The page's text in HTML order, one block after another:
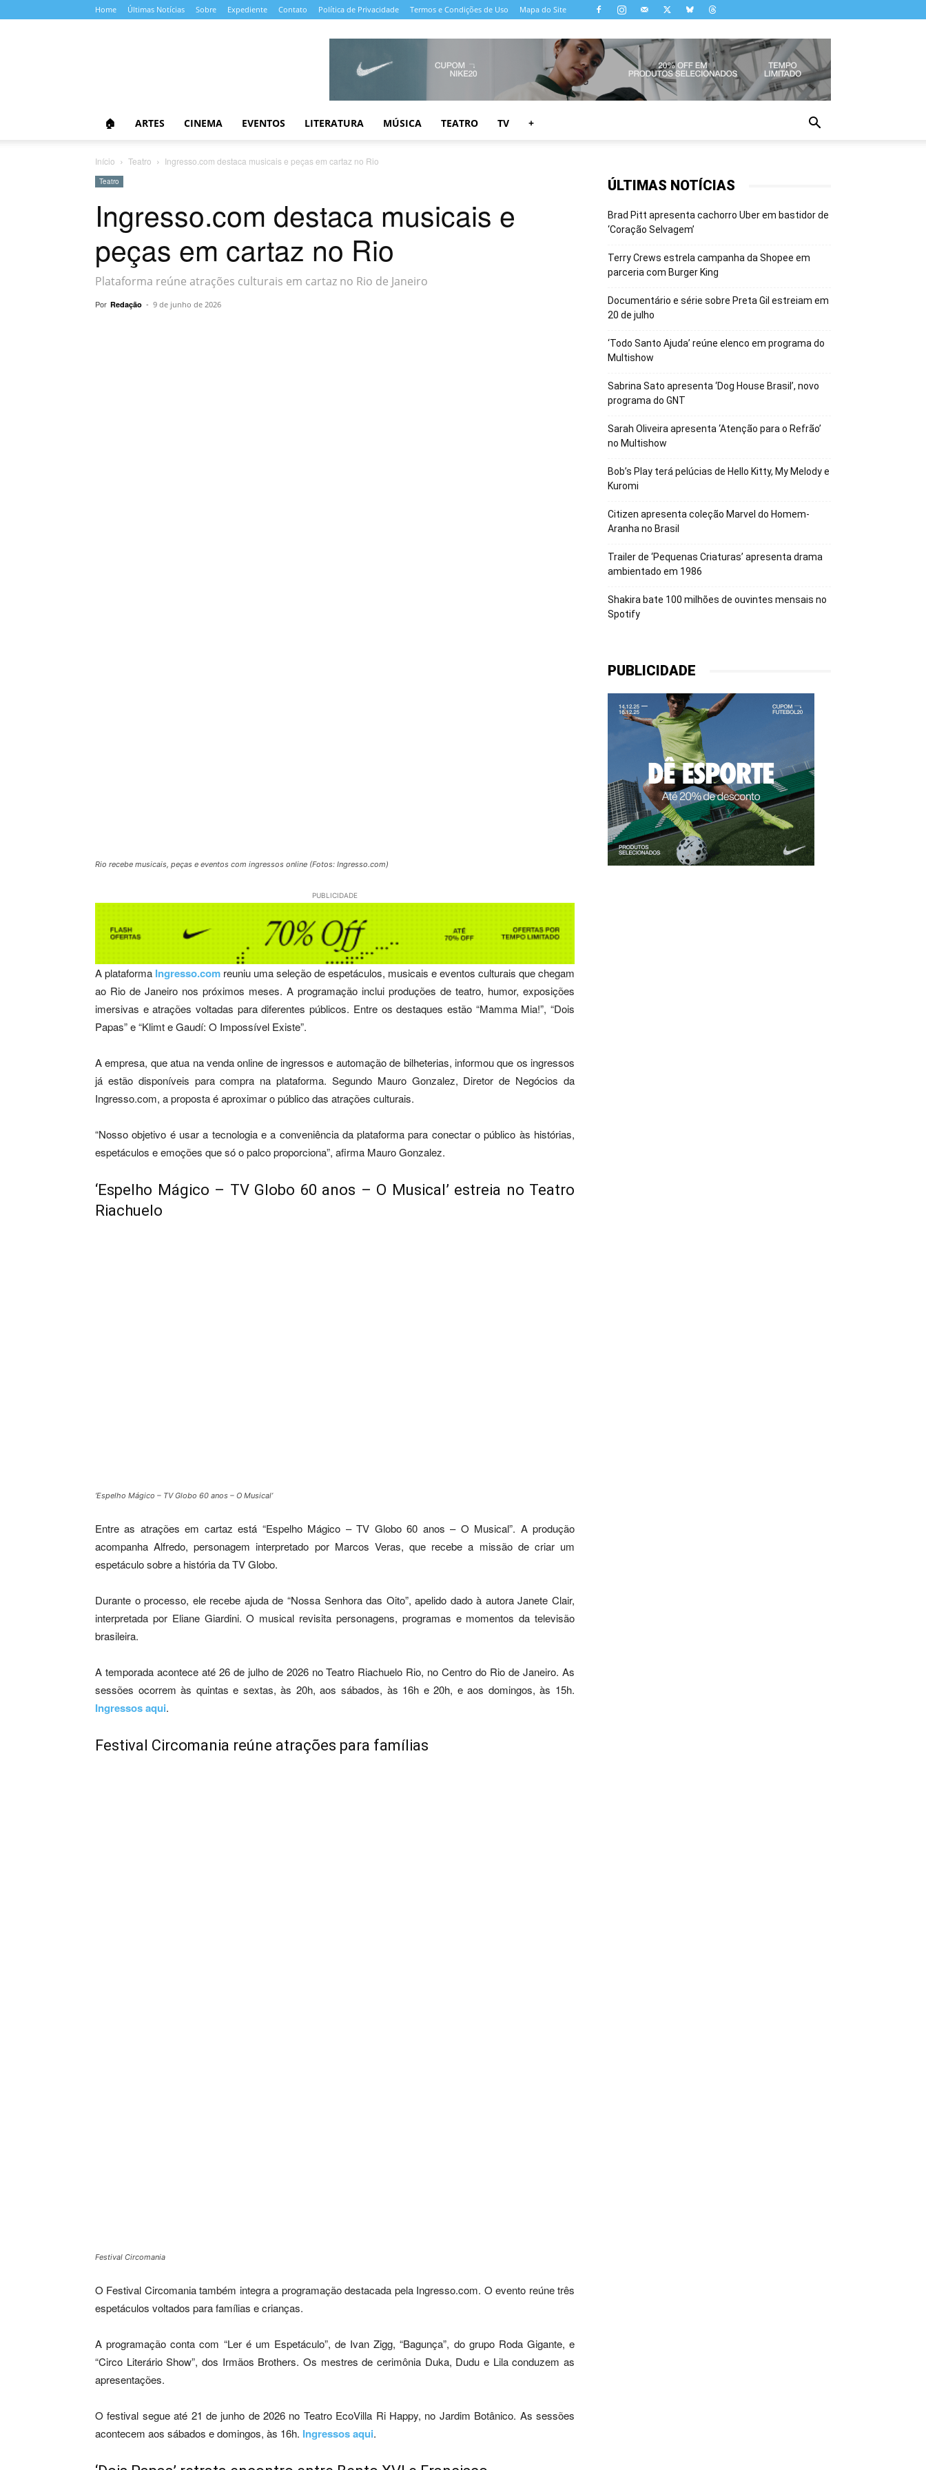
Home Últimas Notícias Sobre Expediente Contato Política de Privacidade Termos e Condições de Uso Mapa do Site
🏠 ARTES CINEMA EVENTOS LITERATURA MÚSICA TEATRO TV +
Início Teatro Ingresso.com destaca musicais e peças em cartaz no Rio
Teatro
Ingresso.com destaca musicais e
peças em cartaz no Rio
Plataforma reúne atrações culturais em cartaz no Rio de Janeiro
Por Redação - 9 de junho de 2026
Rio recebe musicais, peças e eventos com ingressos online (Fotos: Ingresso.com)
PUBLICIDADE
A plataforma Ingresso.com reuniu uma seleção de espetáculos, musicais e eventos culturais que chegam
ao Rio de Janeiro nos próximos meses. A programação inclui produções de teatro, humor, exposições
imersivas e atrações voltadas para diferentes públicos. Entre os destaques estão “Mamma Mia!”, “Dois
Papas” e “Klimt e Gaudí: O Impossível Existe”.
A empresa, que atua na venda online de ingressos e automação de bilheterias, informou que os ingressos
já estão disponíveis para compra na plataforma. Segundo Mauro Gonzalez, Diretor de Negócios da
Ingresso.com, a proposta é aproximar o público das atrações culturais.
“Nosso objetivo é usar a tecnologia e a conveniência da plataforma para conectar o público às histórias,
espetáculos e emoções que só o palco proporciona”, afirma Mauro Gonzalez.
‘Espelho Mágico – TV Globo 60 anos – O Musical’ estreia no Teatro
Riachuelo
‘Espelho Mágico – TV Globo 60 anos – O Musical’
Entre as atrações em cartaz está “Espelho Mágico – TV Globo 60 anos – O Musical”. A produção
acompanha Alfredo, personagem interpretado por Marcos Veras, que recebe a missão de criar um
espetáculo sobre a história da TV Globo.
Durante o processo, ele recebe ajuda de “Nossa Senhora das Oito”, apelido dado à autora Janete Clair,
interpretada por Eliane Giardini. O musical revisita personagens, programas e momentos da televisão
brasileira.
A temporada acontece até 26 de julho de 2026 no Teatro Riachuelo Rio, no Centro do Rio de Janeiro. As
sessões ocorrem às quintas e sextas, às 20h, aos sábados, às 16h e 20h, e aos domingos, às 15h.
Ingressos aqui.
Festival Circomania reúne atrações para famílias
Festival Circomania
O Festival Circomania também integra a programação destacada pela Ingresso.com. O evento reúne três
espetáculos voltados para famílias e crianças.
A programação conta com “Ler é um Espetáculo”, de Ivan Zigg, “Bagunça”, do grupo Roda Gigante, e
“Circo Literário Show”, dos Irmãos Brothers. Os mestres de cerimônia Duka, Dudu e Lila conduzem as
apresentações.
O festival segue até 21 de junho de 2026 no Teatro EcoVilla Ri Happy, no Jardim Botânico. As sessões
acontecem aos sábados e domingos, às 16h. Ingressos aqui.
ÚLTIMAS NOTÍCIAS
Brad Pitt apresenta cachorro Uber em bastidor de
‘Coração Selvagem’
Terry Crews estrela campanha da Shopee em
parceria com Burger King
Documentário e série sobre Preta Gil estreiam em
20 de julho
‘Todo Santo Ajuda’ reúne elenco em programa do
Multishow
Sabrina Sato apresenta ‘Dog House Brasil’, novo
programa do GNT
Sarah Oliveira apresenta ‘Atenção para o Refrão’
no Multishow
Bob’s Play terá pelúcias de Hello Kitty, My Melody e
Kuromi
Citizen apresenta coleção Marvel do Homem-
Aranha no Brasil
Trailer de ‘Pequenas Criaturas’ apresenta drama
ambientado em 1986
Shakira bate 100 milhões de ouvintes mensais no
Spotify
PUBLICIDADE